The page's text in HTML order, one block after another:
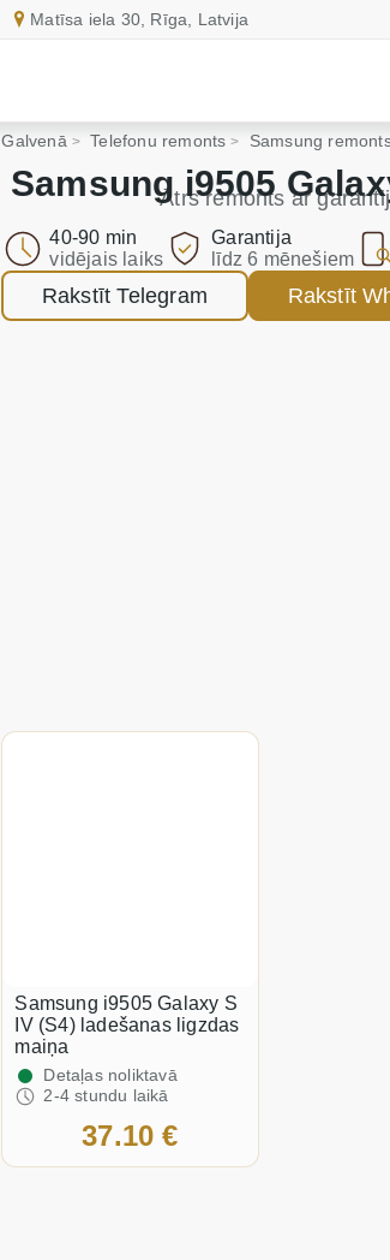
Matīsa iela 30, Rīga, Latvija
Galvenā Telefonu remonts Samsung
Samsung i9505
Ātrs remonts ar
40-90 min
vidējais laiks
Garantija
līdz 6 mēnešiem
Rakstīt Telegram Rakstīt
Samsung i9505 Galaxy S
IV (S4) ladešanas ligzdas
maiņa
Detaļas noliktavā
2-4 stundu laikā
37.10 €